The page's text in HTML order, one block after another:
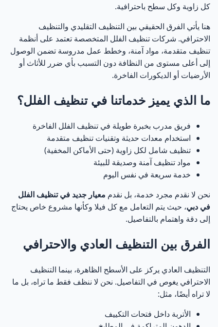
8. تنظيف الكنب والسجاد داخل الفلل
18 9. تنظيف واجهات الفلل والزجاج
19 كيف تختار الخدمة المناسبة لك؟
في دبي؟
22 أولاً: ما هو التنظيف العادي للفلل؟
23 ثانياً: ما هو التنظيف العميق للفلل؟
مقارنة مباشرة بين التنظيف العادي والعميق
27 هل يمكن الجمع بين النوعين؟
28
كل زاوية وكل سطح باحترافية.
هنا يأتي الفرق الحقيقي بين التنظيف التقليدي والتنظيف
الاحترافي. شركات تنظيف الفلل المتخصصة تعتمد على أنظمة
تنظيف متقدمة، مواد آمنة، وخطط عمل مدروسة تضمن الوصول
إلى أعلى مستوى من النظافة دون التسبب بأي ضرر للأثاث أو
الأرضيات أو الديكورات الفاخرة.
ما الذي يميز خدماتنا في تنظيف الفلل؟
فريق مدرب بخبرة طويلة في تنظيف الفلل الفاخرة
استخدام معدات حديثة وتقنيات تنظيف متقدمة
تنظيف شامل لكل زاوية (حتى الأماكن المخفية)
مواد تنظيف آمنة وصديقة للبيئة
خدمة سريعة في نفس اليوم
نحن لا نقدم مجرد خدمة، بل نقدم معيار جديد في تنظيف الفلل
في دبي، حيث يتم التعامل مع كل فيلا وكأنها مشروع خاص يحتاج
إلى دقة واهتمام بالتفاصيل.
الفرق بين التنظيف العادي والاحترافي
التنظيف العادي يركز على الأسطح الظاهرة، بينما التنظيف
الاحترافي يغوص في التفاصيل. نحن لا ننظف فقط ما تراه، بل ما
لا تراه أيضًا، مثل:
الأتربة داخل فتحات التكييف